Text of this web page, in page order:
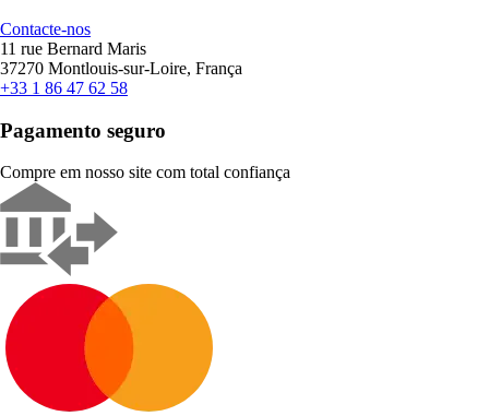
Contacte-nos
11 rue Bernard Maris
37270 Montlouis-sur-Loire, França
+33 1 86 47 62 58
Pagamento seguro
Compre em nosso site com total confiança